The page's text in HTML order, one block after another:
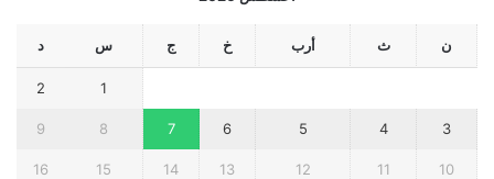
ن ث أرب خ ج س د
1
2
3
4
5
6
7
8
9
10
11
12
13
14
15
16